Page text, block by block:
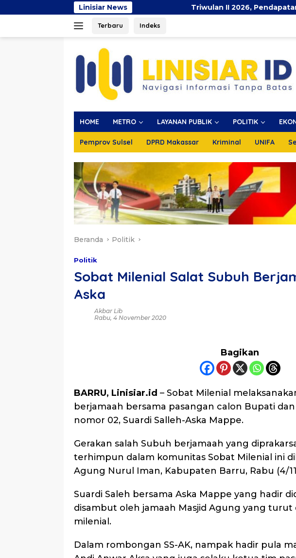
ke
Linisiar News Triwulan II 2026, Pendapatan Makassar
Terbaru Indeks
HOME METRO LAYANAN PUBLIK POLITIK
Pemprov Sulsel DPRD Makassar Kriminal UNIFA
Beranda Politik
Politik
Sobat Milenial Salat Subuh
Aska
Akbar Lib
Rabu, 4 November 2020
Bagikan
BARRU, Linisiar.id – Sobat Milenial
berjamaah bersama pasangan calon Bupati
nomor 02, Suardi Salleh-Aska Mappe.
Gerakan salah Subuh berjamaah yang
terhimpun dalam komunitas Sobat Milenial ini
Agung Nurul Iman, Kabupaten Barru, Rabu (4/
Suardi Saleh bersama Aska Mappe yang hadir
disambut oleh jamaah Masjid Agung yang turut
milenial.
Dalam rombongan SS-AK, nampak hadir pula